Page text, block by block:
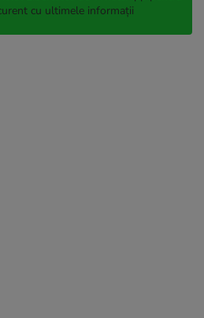
cu ultimele informații